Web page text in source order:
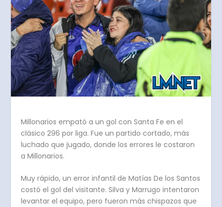
Millonarios empató a un gol con Santa Fe en el
clásico 296 por liga. Fue un partido cortado, más
luchado que jugado, donde los errores le costaron
a Millonarios.
Muy rápido, un error infantil de Matías De los Santos
costó el gol del visitante. Silva y Marrugo intentaron
levantar el equipo, pero fueron más chispazos que